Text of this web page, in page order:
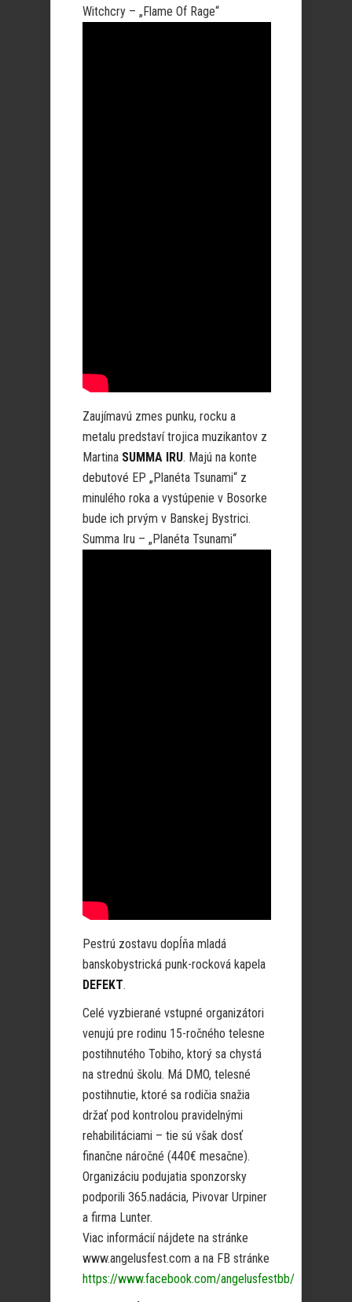
Witchcry – „Flame Of Rage“
Zaujímavú zmes punku, rocku a
metalu predstaví trojica muzikantov z
Martina SUMMA IRU. Majú na konte
debutové EP „Planéta Tsunami“ z
minulého roka a vystúpenie v Bosorke
bude ich prvým v Banskej Bystrici.
Summa Iru – „Planéta Tsunami“
Pestrú zostavu dopĺňa mladá
banskobystrická punk-rocková kapela
DEFEKT.
Celé vyzbierané vstupné organizátori
venujú pre rodinu 15-ročného telesne
postihnutého Tobiho, ktorý sa chystá
na strednú školu. Má DMO, telesné
postihnutie, ktoré sa rodičia snažia
držať pod kontrolou pravidelnými
rehabilitáciami – tie sú však dosť
finančne náročné (440€ mesačne).
Organizáciu podujatia sponzorsky
podporili 365.nadácia, Pivovar Urpiner
a firma Lunter.
Viac informácií nájdete na stránke
www.angelusfest.com a na FB stránke
https://www.facebook.com/angelusfestbb/